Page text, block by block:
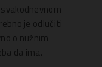
je odlučiti
o nužnim
da ima.